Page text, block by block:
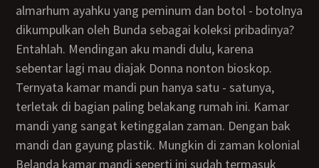
almarhum ayahku yang peminum dan botol - botolnya
dikumpulkan oleh Bunda sebagai koleksi pribadinya?
Entahlah. Mendingan aku mandi dulu, karena
sebentar lagi mau diajak Donna nonton bioskop.
Ternyata kamar mandi pun hanya satu - satunya,
terletak di bagian paling belakang rumah ini. Kamar
mandi yang sangat ketinggalan zaman. Dengan bak
mandi dan gayung plastik. Mungkin di zaman kolonial
Belanda kamar mandi seperti ini sudah termasuk